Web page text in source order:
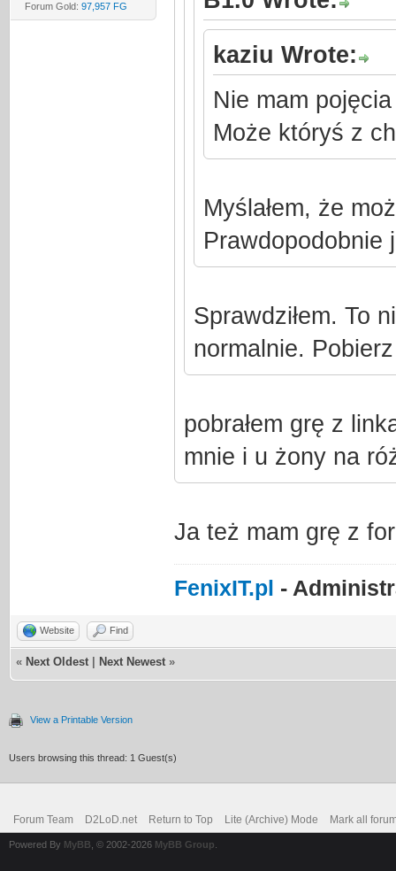
Forum Gold: 97,957 FG
kaziu Wrote:
Nie mam
Może któryś z
Myślałem, że
Sprawdziłem. To
normalnie.
pobrałem grę z
mnie i u żony na
Ja też mam grę z
FenixIT.pl -
Website Find
« Next Oldest Next Newest »
View a Printable Version
Users browsing this thread: 1 Guest(s)
Forum Team D2LoD.net Return to Top Lite (Archive) Mode Mark all
Powered By MyBB , © 2002-2026 MyBB Group